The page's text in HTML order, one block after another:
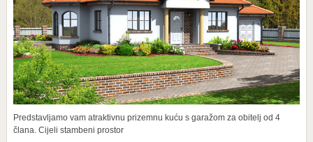
Predstavljamo vam atraktivnu prizemnu kuću s garažom za obitelj od 4
člana. Cijeli stambeni prostor